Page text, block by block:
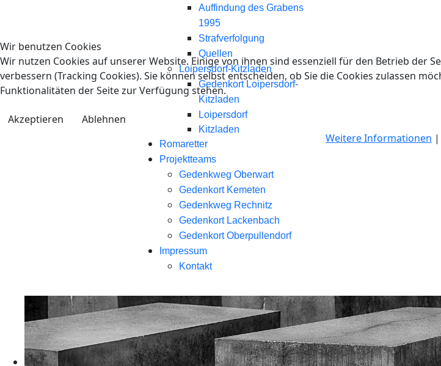
Auffindung des Grabens
1995
Strafverfolgung
Quellen
Loipersdorf-Kitzladen
Gedenkort Loipersdorf-
Kitzladen
Loipersdorf
Kitzladen
Romaretter
Projektteams
Gedenkweg Oberwart
Gedenkort Kemeten
Gedenkweg Rechnitz
Gedenkort Lackenbach
Gedenkort Oberpullendorf
Impressum
Kontakt
Wir benutzen Cookies
Wir nutzen Cookies auf unserer Website. Einige von ihnen sind essenziell für den Betrieb der
verbessern (Tracking Cookies). Sie können selbst entscheiden, ob Sie die Cookies zulassen
Funktionalitäten der Seite zur Verfügung stehen.
Akzeptieren
Ablehnen
Weitere Informationen |